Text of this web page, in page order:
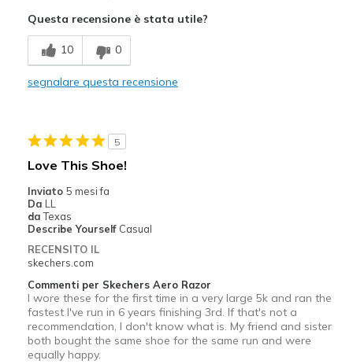
Breathe Well
Comfortable
Width
Sizing
Feels half size too small
View On Shoes
Questa recensione è stata utile?
10 0
segnalare questa recensione
5
Love This Shoe!
Inviato 5 mesi fa
Da LL
da Texas
Describe Yourself Casual
RECENSITO IL
skechers.com
Commenti per Skechers Aero Razor
I wore these for the first time in a very large 5k and ran the
fastest I've run in 6 years finishing 3rd. If that's not a
recommendation, I don't know what is. My friend and sister
both bought the same shoe for the same run and were
equally happy.